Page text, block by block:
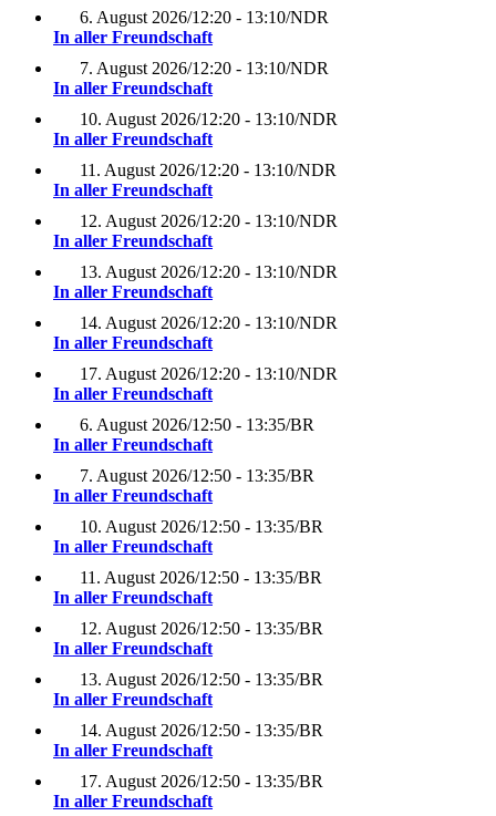
6. August 2026/12:20 - 13:10/NDR
In aller Freundschaft
7. August 2026/12:20 - 13:10/NDR
In aller Freundschaft
10. August 2026/12:20 - 13:10/NDR
In aller Freundschaft
11. August 2026/12:20 - 13:10/NDR
In aller Freundschaft
12. August 2026/12:20 - 13:10/NDR
In aller Freundschaft
13. August 2026/12:20 - 13:10/NDR
In aller Freundschaft
14. August 2026/12:20 - 13:10/NDR
In aller Freundschaft
17. August 2026/12:20 - 13:10/NDR
In aller Freundschaft
6. August 2026/12:50 - 13:35/BR
In aller Freundschaft
7. August 2026/12:50 - 13:35/BR
In aller Freundschaft
10. August 2026/12:50 - 13:35/BR
In aller Freundschaft
11. August 2026/12:50 - 13:35/BR
In aller Freundschaft
12. August 2026/12:50 - 13:35/BR
In aller Freundschaft
13. August 2026/12:50 - 13:35/BR
In aller Freundschaft
14. August 2026/12:50 - 13:35/BR
In aller Freundschaft
17. August 2026/12:50 - 13:35/BR
In aller Freundschaft